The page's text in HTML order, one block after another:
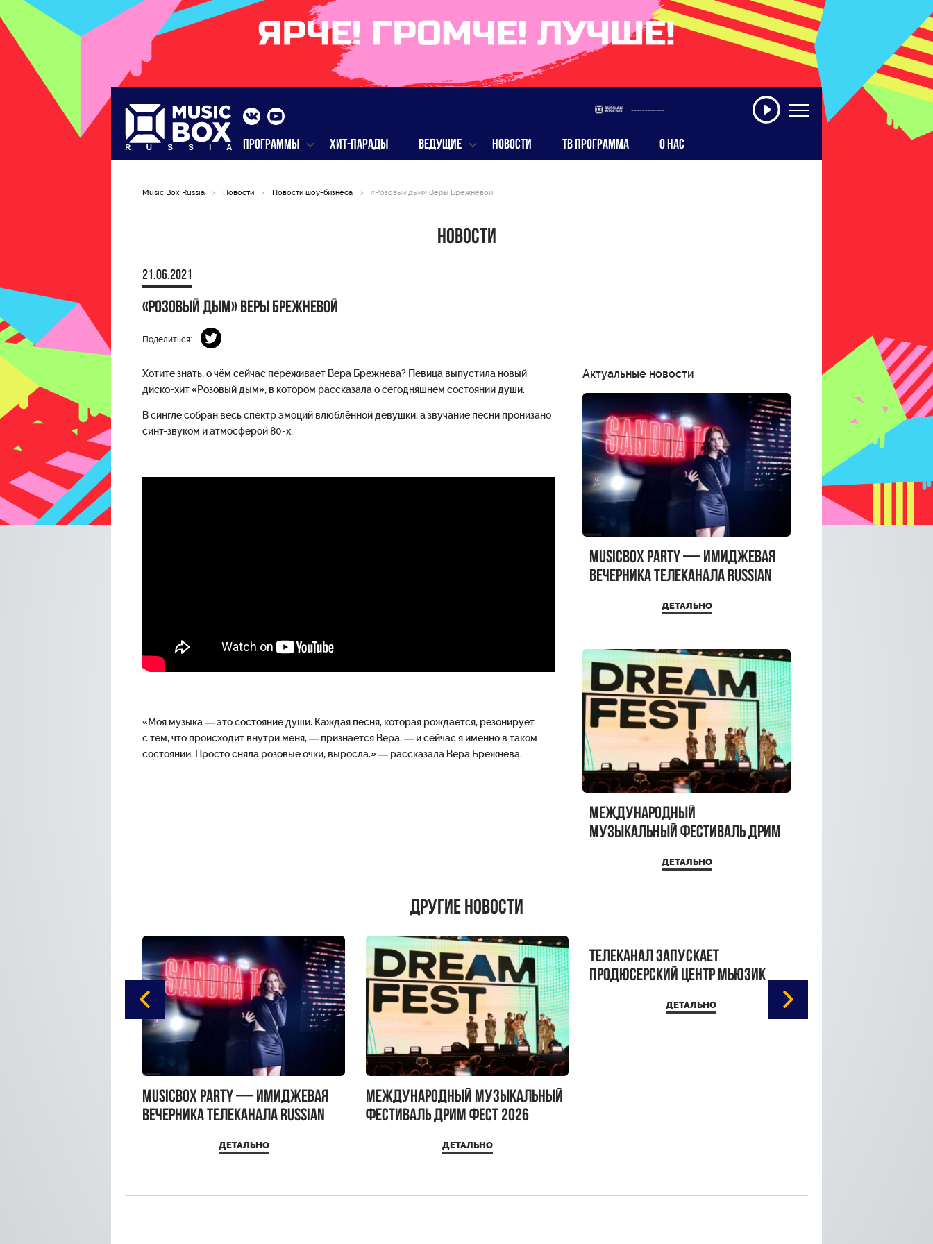
------------
ПРОГРАММЫ ХИТ-ПАРАДЫ ВЕДУЩИЕ НОВОСТИ ТВ ПРОГРАММА О НАС
Music Box Russia > Новости > Новости шоу-бизнеса > «Розовый дым» Веры Брежневой
Новости
21.06.2021
«Розовый дым» Веры Брежневой
Поделиться:
Хотите знать, о чём сейчас переживает Вера Брежнева? Певица выпустила новый
диско-хит «Розовый дым», в котором рассказала о сегодняшнем состоянии души.
В сингле собран весь спектр эмоций влюблённой девушки, а звучание песни пронизано
синт-звуком и атмосферой 80-х.
«Моя музыка — это состояние души. Каждая песня, которая рождается, резонирует
с тем, что происходит внутри меня, — признается Вера, — и сейчас я именно в таком
состоянии. Просто сняла розовые очки, выросла.» — рассказала Вера Брежнева.
Актуальные новости
MUSICBOX PARTY — имиджевая
вечерника телеканала RUSSIAN
ДЕТАЛЬНО
Международный
музыкальный фестиваль ДРИМ
ДЕТАЛЬНО
Другие новости
MUSICBOX PARTY — имиджевая
вечерника телеканала RUSSIAN
ДЕТАЛЬНО
Международный музыкальный
фестиваль ДРИМ ФЕСТ 2026
ДЕТАЛЬНО
Телеканал запускает
продюсерский центр Мьюзик
ДЕТАЛЬНО